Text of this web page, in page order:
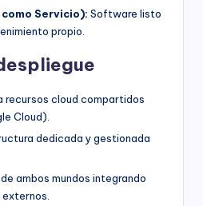
Servicio): Software listo
propio.
recursos cloud compartidos
Cloud).
dedicada y gestionada
ambos mundos integrando